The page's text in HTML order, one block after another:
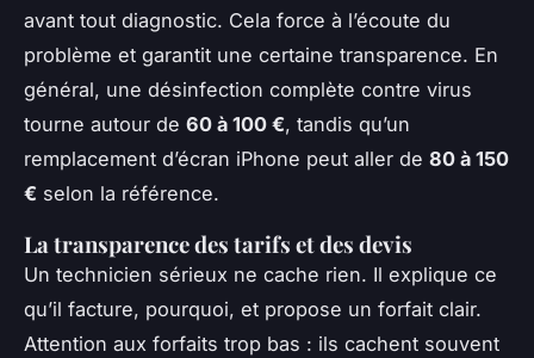
avant tout diagnostic. Cela force à l’écoute du
problème et garantit une certaine transparence. En
général, une désinfection complète contre virus
tourne autour de 60 à 100 €, tandis qu’un
remplacement d’écran iPhone peut aller de 80 à 150
€ selon la référence.
La transparence des tarifs et des devis
Un technicien sérieux ne cache rien. Il explique ce
qu’il facture, pourquoi, et propose un forfait clair.
Attention aux forfaits trop bas : ils cachent souvent